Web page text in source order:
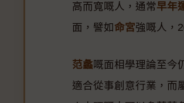
高而寬嘅人，通常早年
面，譬如命宮強嘅人，
范蠡嘅面相學理論至今
適合從事創意行業，而